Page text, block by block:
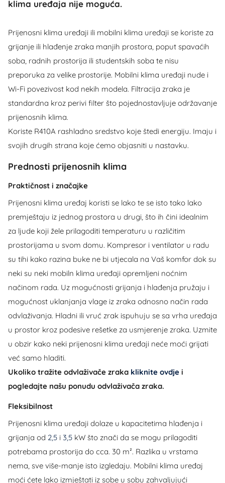
klima uređaja nije moguća.
Prijenosni klima uređaji ili mobilni klima uređaji se koriste za
grijanje ili hlađenje zraka manjih prostora, poput spavaćih
soba, radnih prostorija ili studentskih soba te nisu
preporuka za velike prostorije. Mobilni klima uređaji nude i
Wi-Fi povezivost kod nekih modela. Filtracija zraka je
standardna kroz perivi filter što pojednostavljuje održavanje
prijenosnih klima.
Koriste R410A rashladno sredstvo koje štedi energiju. Imaju i
svojih drugih strana koje ćemo objasniti u nastavku.
Prednosti prijenosnih klima
Praktičnost i značajke
Prijenosni klima uređaj koristi se lako te se isto tako lako
premještaju iz jednog prostora u drugi, što ih čini idealnim
za ljude koji žele prilagoditi temperaturu u različitim
prostorijama u svom domu. Kompresor i ventilator u radu
su tihi kako razina buke ne bi utjecala na Vaš komfor dok su
neki su neki mobiln klima uređaji opremljeni noćnim
načinom rada. Uz mogućnosti grijanja i hlađenja pružaju i
mogućnost uklanjanja vlage iz zraka odnosno način rada
odvlaživanja. Hladni ili vruć zrak ispuhuju se sa vrha uređaja
u prostor kroz podesive rešetke za usmjerenje zraka. Uzmite
u obzir kako neki prijenosni klima uređaji neće moći grijati
već samo hladiti.
Ukoliko tražite odvlaživače zraka kliknite ovdje i
pogledajte našu ponudu odvlaživača zraka.
Fleksibilnost
Prijenosni klima uređaji dolaze u kapacitetima hlađenja i
grijanja od 2,5 i 3,5 kW što znači da se mogu prilagoditi
potrebama prostorija do cca. 30 m². Razlika u vrstama
nema, sve više-manje isto izgledaju. Mobilni klima uređaj
moći ćete lako izmještati iz sobe u sobu zahvaljujući